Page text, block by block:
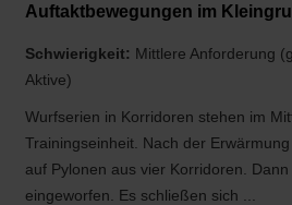
Auftaktbewegungen im
Schwierigkeit: Mittlere Anforderung
Aktive)
Wurfserien in Korridoren stehen im
Trainingseinheit. Nach der
auf Pylonen aus vier Korridoren.
eingeworfen. Es schließen sich ...